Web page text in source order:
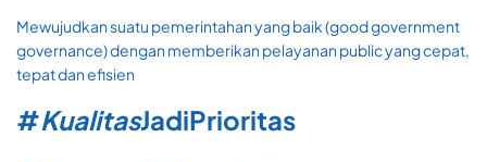
Mewujudkan suatu pemerintahan yang baik (good government
governance) dengan memberikan pelayanan public yang cepat,
tepat dan efisien
#KualitasJadiPrioritas